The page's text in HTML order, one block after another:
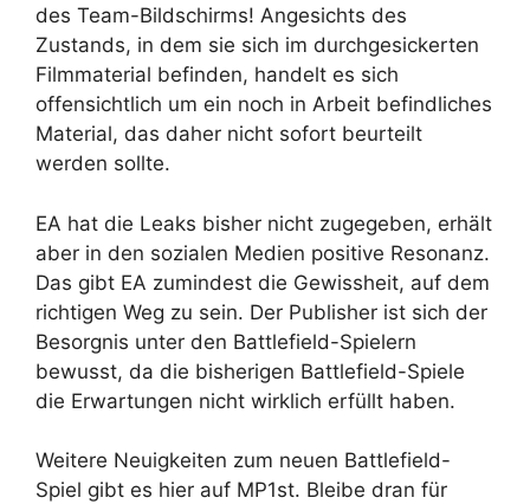
des Team-Bildschirms! Angesichts des
Zustands, in dem sie sich im durchgesickerten
Filmmaterial befinden, handelt es sich
offensichtlich um ein noch in Arbeit befindliches
Material, das daher nicht sofort beurteilt
werden sollte.
EA hat die Leaks bisher nicht zugegeben, erhält
aber in den sozialen Medien positive Resonanz.
Das gibt EA zumindest die Gewissheit, auf dem
richtigen Weg zu sein. Der Publisher ist sich der
Besorgnis unter den Battlefield-Spielern
bewusst, da die bisherigen Battlefield-Spiele
die Erwartungen nicht wirklich erfüllt haben.
Weitere Neuigkeiten zum neuen Battlefield-
Spiel gibt es hier auf MP1st. Bleibe dran für